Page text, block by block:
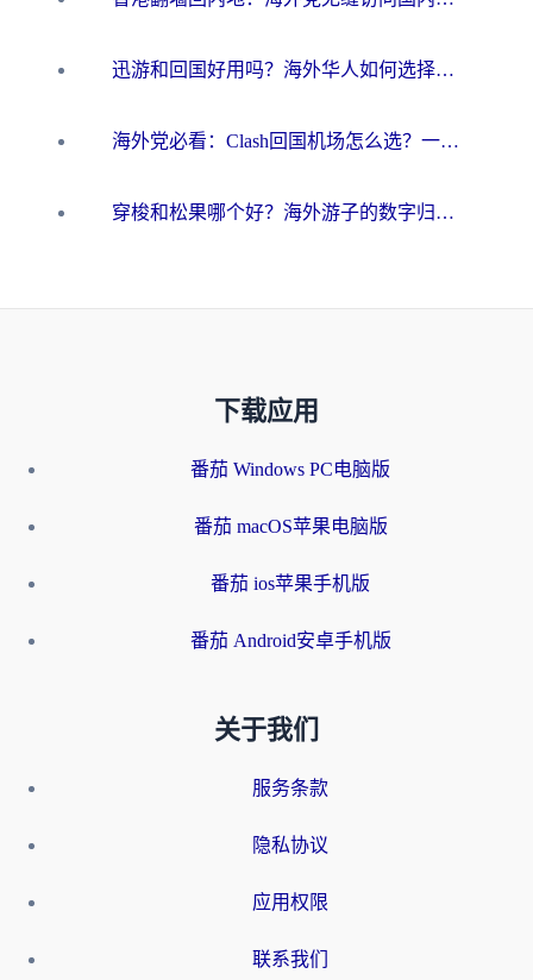
迅游和回国好用吗？海外华人如何选择靠谱的回国加速器
海外党必看：Clash回国机场怎么选？一篇搞定无缝访问国内资源的全攻略
穿梭和松果哪个好？海外游子的数字归乡路，到底该怎么选
下载应用
番茄 Windows PC电脑版
番茄 macOS苹果电脑版
番茄 ios苹果手机版
番茄 Android安卓手机版
关于我们
服务条款
隐私协议
应用权限
联系我们